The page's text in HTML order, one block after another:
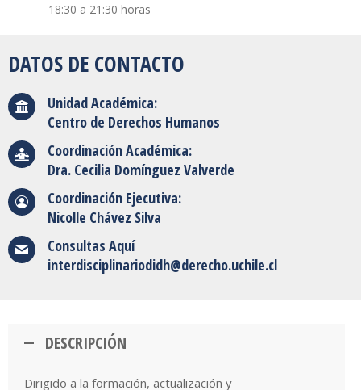
18:30 a 21:30 horas
DATOS DE CONTACTO
Unidad Académica:
Centro de Derechos Humanos
Coordinación Académica:
Dra. Cecilia Domínguez Valverde
Coordinación Ejecutiva:
Nicolle Chávez Silva
Consultas Aquí
interdisciplinariodidh@derecho.uchile.cl
DESCRIPCIÓN
Dirigido a la formación, actualización y